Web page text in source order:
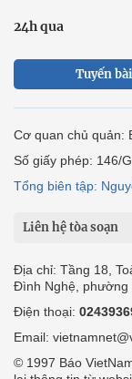
24h qua
Tuyến bài
Cơ quan chủ quản:
Số giấy phép: 146/
Tổng biên tập:
Liên hệ tòa soạn
Địa chỉ: Tầng 18,
Đình Nghệ, phường
Điện thoại:
Email:
© 1997 Báo